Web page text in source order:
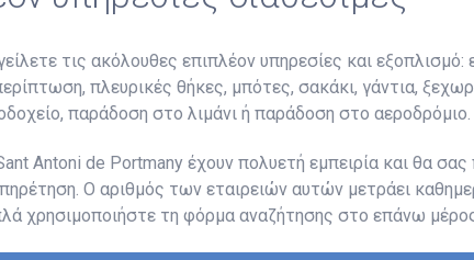
τις ακόλουθες επιπλέον υπηρεσίες και
πλευρικές θήκες, μπότες, σακάκι, γάντια,
παράδοση στο λιμάνι ή παράδοση στο αεροδρόμιο.
Antoni de Portmany έχουν πολυετή εμπειρία και θα
Ο αριθμός των εταιρειών αυτών μετράει
χρησιμοποιήστε τη φόρμα αναζήτησης στο επάνω